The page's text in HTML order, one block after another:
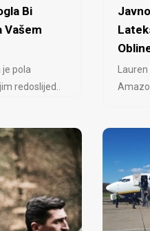
Bi
Vašem
je pola
redoslijed..
Lauren